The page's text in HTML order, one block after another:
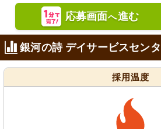
応募画面へ進む
銀河の詩 デイサービスセン
採用温度